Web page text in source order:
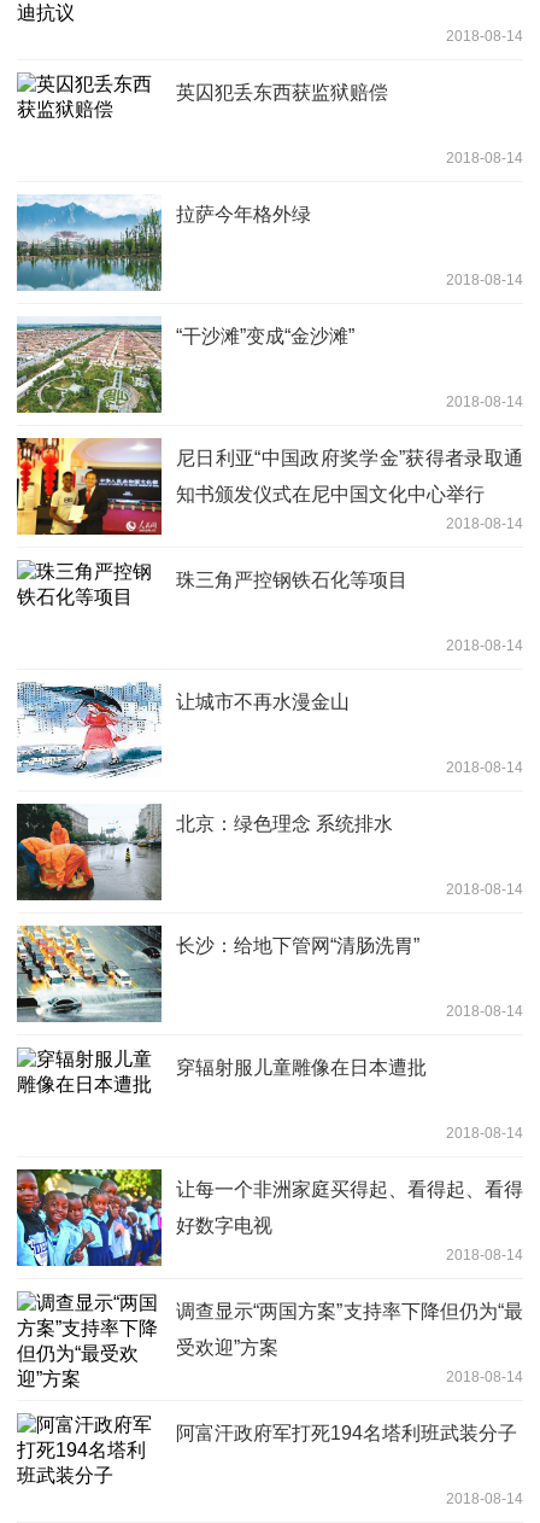
2018-08-14
英囚犯丢东西获监狱赔偿
2018-08-14
拉萨今年格外绿
2018-08-14
“干沙滩”变成“金沙滩”
2018-08-14
尼日利亚“中国政府奖学金”获得者录取通
知书颁发仪式在尼中国文化中心举行
2018-08-14
珠三角严控钢铁石化等项目
2018-08-14
让城市不再水漫金山
2018-08-14
北京：绿色理念 系统排水
2018-08-14
长沙：给地下管网“清肠洗胃”
2018-08-14
穿辐射服儿童雕像在日本遭批
2018-08-14
让每一个非洲家庭买得起、看得起、看得
好数字电视
2018-08-14
调查显示“两国方案”支持率下降但仍为“最
受欢迎”方案
2018-08-14
阿富汗政府军打死194名塔利班武装分子
2018-08-14